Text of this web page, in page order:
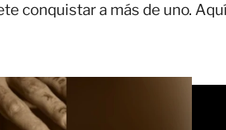
conquistar a más de uno.